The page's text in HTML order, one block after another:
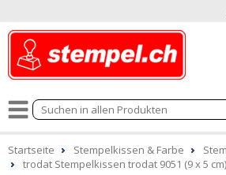
Startseite Stempelkissen & Farbe
trodat Stempelkissen trodat 9051 (9 x 5